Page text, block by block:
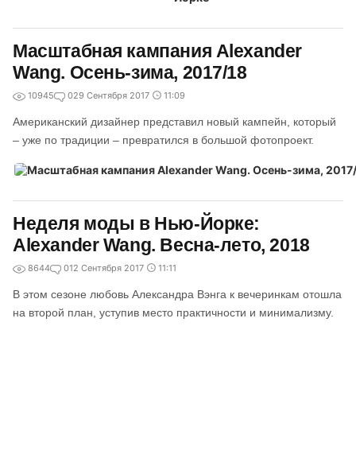
Масштабная кампания Alexander
Wang. Осень-зима, 2017/18
10945 029 Сентября 2017 11:09
Американский дизайнер представил новый кампейн, который
– уже по традиции – превратился в большой фотопроект.
Неделя моды в Нью-Йорке:
Alexander Wang. Весна-лето, 2018
8644 012 Сентября 2017 11:11
В этом сезоне любовь Александра Вэнга к вечеринкам отошла
на второй план, уступив место практичности и минимализму.